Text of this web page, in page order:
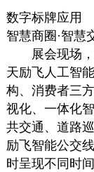
数字标牌应用
智慧商圈·智慧
展会现场
天励飞人工智
构、消费者三
视化、一体化
共交通、道路
励飞智能公交
时呈现不同时